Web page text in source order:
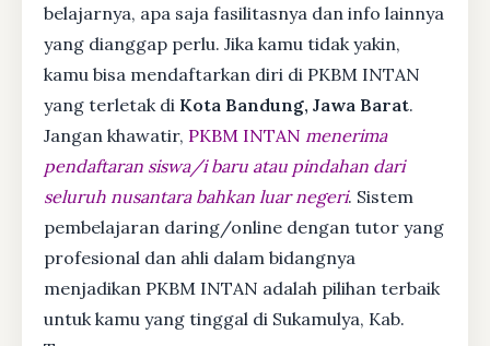
belajarnya, apa saja fasilitasnya dan info lainnya
yang dianggap perlu. Jika kamu tidak yakin,
kamu bisa mendaftarkan diri di PKBM INTAN
yang terletak di Kota Bandung, Jawa Barat.
Jangan khawatir, PKBM INTAN menerima
pendaftaran siswa/i baru atau pindahan dari
seluruh nusantara bahkan luar negeri. Sistem
pembelajaran daring/online dengan tutor yang
profesional dan ahli dalam bidangnya
menjadikan PKBM INTAN adalah pilihan terbaik
untuk kamu yang tinggal di Sukamulya, Kab.